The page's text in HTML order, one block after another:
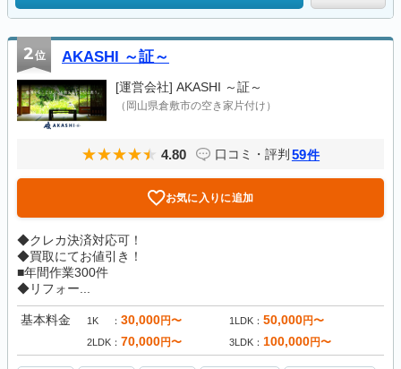
2位 AKASHI ～証～
[運営会社] AKASHI ～証～
（岡山県倉敷市の空き家片付け）
4.80 口コミ・評判 59件
お気に入りに追加
◆クレカ決済対応可！
◆買取にてお値引き！
■年間作業300件
◆リフォー...
基本料金 1K 30,000円〜 1LDK 50,000円〜
2LDK 70,000円〜 3LDK 100,000円〜